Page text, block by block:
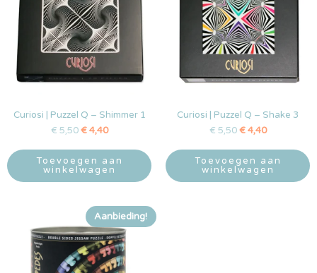
Curiosi | Puzzel Q – Shimmer 1
€ 5,50 €4,40
Toevoegen aan
winkelwagen
Curiosi | Puzzel Q – Shake 3
€ 5,50 €4,40
Toevoegen aan
winkelwagen
Aanbieding!